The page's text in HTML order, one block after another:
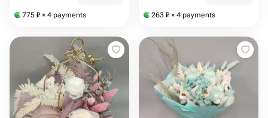
775 ₽ × 4 payments 263 ₽ × 4 payments